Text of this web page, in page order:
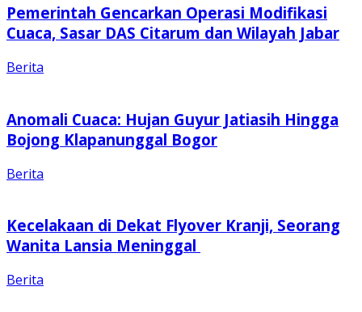
Pemerintah Gencarkan Operasi Modifikasi
Cuaca, Sasar DAS Citarum dan Wilayah Jabar
Berita
Anomali Cuaca: Hujan Guyur Jatiasih Hingga
Bojong Klapanunggal Bogor
Berita
Kecelakaan di Dekat Flyover Kranji, Seorang
Wanita Lansia Meninggal
Berita